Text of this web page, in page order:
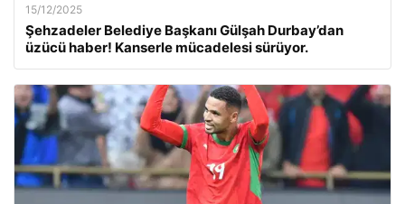
15/12/2025
Şehzadeler Belediye Başkanı Gülşah Durbay’dan
üzücü haber! Kanserle mücadelesi sürüyor.